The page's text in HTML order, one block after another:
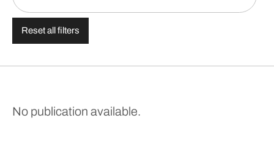
Reset all filters
No publication available.